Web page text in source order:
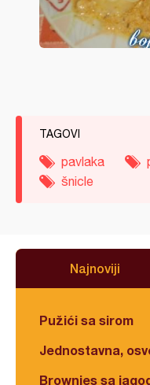
TAGOVI
pavlaka
šnicle
Najnoviji
Pužići sa sirom
Jednostavna,
Brownies sa